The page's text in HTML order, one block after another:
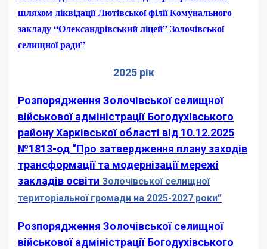
шляхом ліквідації Лютівської філії Комунального
закладу “Олександрівський ліцей” Золочівської
селищної ради”
2025 рік
Розпорядження Золочівської селищної
військової адміністрації Богодухівського
району Харківської області від 10.12.2025
№1813-од “Про затвердження плану заходів
трансформації та модернізації мережі
закладів освіти Золочівської селищної
територіальної громади на 2025-2027 роки”
Розпорядження Золочівської селищної
військової адміністрації Богодухівського